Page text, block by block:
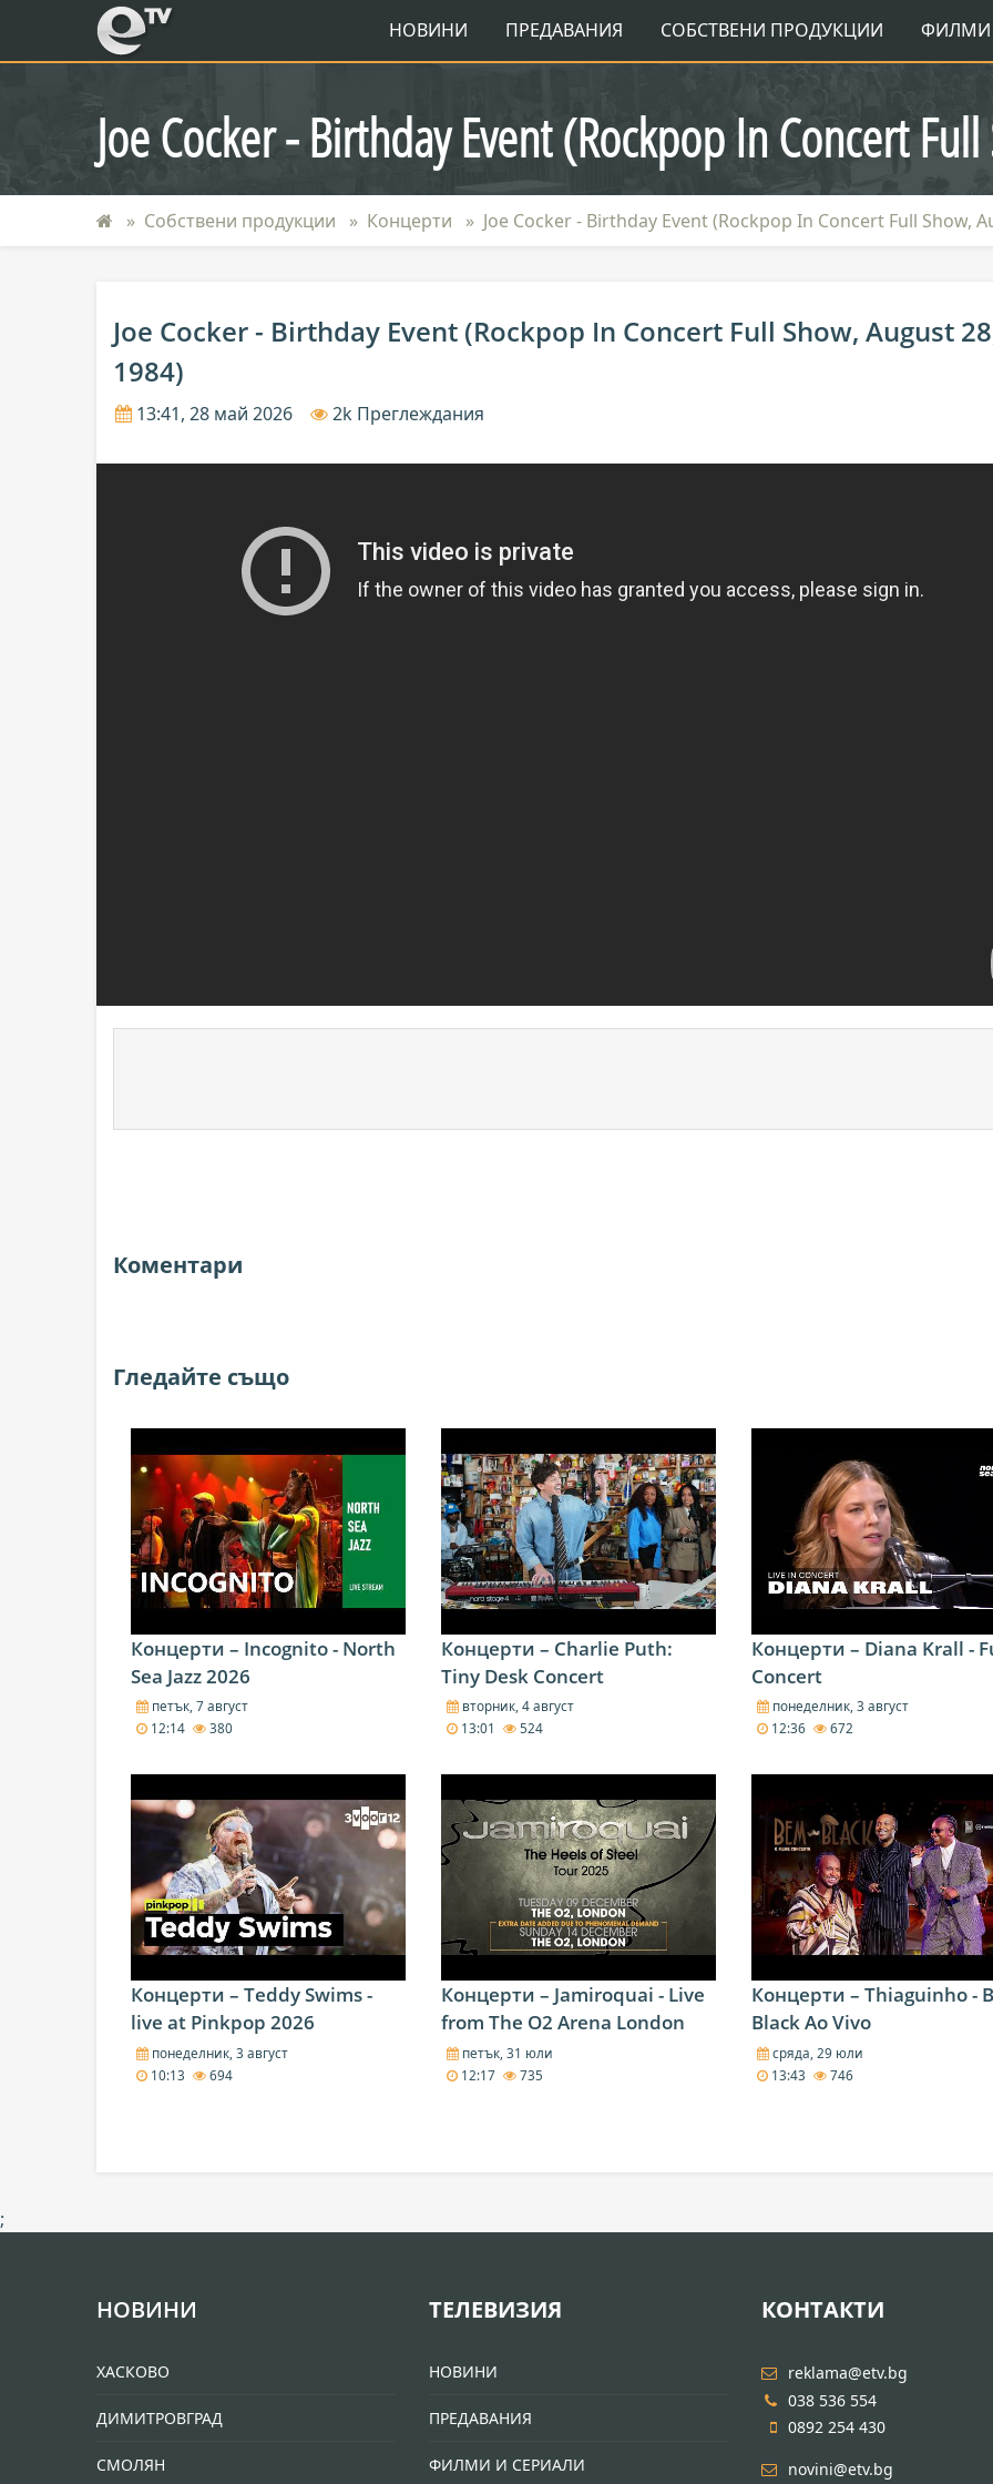
eTV НОВИНИ ПРЕДАВАНИЯ СОБСТВЕНИ ПРОДУКЦИИ ФИЛМИ
Joe Cocker - Birthday Event (Rockpop In Concert
Собствени продукции Концерти Joe Cocker - Birthday Event (Rockpop In Concert Full Show,
Joe Cocker - Birthday Event (Rockpop In Concert Full Show, August
1984)
13:41, 28 май 2026 2k Преглеждания
Коментари
Гледайте също
Концерти – Incognito - North
Sea Jazz 2026
петък, 7 август
12:14
380
Концерти – Charlie Puth:
Tiny Desk Concert
вторник, 4 август
13:01
524
Концерти – Diana Krall -
Concert
понеделник, 3 август
12:36
672
Концерти – Teddy Swims -
live at Pinkpop 2026
понеделник, 3 август
10:13
694
Концерти – Jamiroquai - Live
from The O2 Arena London
петък, 31 юли
12:17
735
Концерти – Thiaguinho -
Black Ao Vivo
сряда, 29 юли
13:43
746
;
НОВИНИ
ХАСКОВО
ДИМИТРОВГРАД
СМОЛЯН
ТЕЛЕВИЗИЯ
НОВИНИ
ПРЕДАВАНИЯ
ФИЛМИ И СЕРИАЛИ
КОНТАКТИ
reklama@etv.bg
038 536 554
0892 254 430
novini@etv.bg